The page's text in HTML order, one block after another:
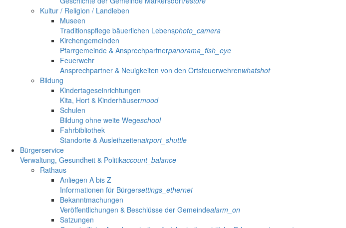
Kultur / Religion / Landleben
Museen
Traditionspflege bäuerlichen Lebensphoto_camera
Kirchengemeinden
Pfarrgemeinde & Ansprechpartnerpanorama_fish_eye
Feuerwehr
Ansprechpartner & Neuigkeiten von den Ortsfeuerwehrenwhatshot
Bildung
Kindertageseinrichtungen
Kita, Hort & Kinderhäusermood
Schulen
Bildung ohne weite Wegeschool
Fahrbibliothek
Standorte & Ausleihzeitenairport_shuttle
Bürgerservice
Verwaltung, Gesundheit & Politikaccount_balance
Rathaus
Anliegen A bis Z
Informationen für Bürgersettings_ethernet
Bekanntmachungen
Veröffentlichungen & Beschlüsse der Gemeindealarm_on
Satzungen